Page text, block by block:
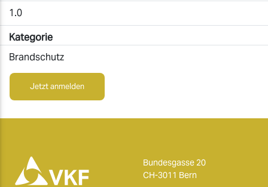
1.0
Kategorie
Brandschutz
Jetzt anmelden
Bundesgasse 20
CH-3011 Bern